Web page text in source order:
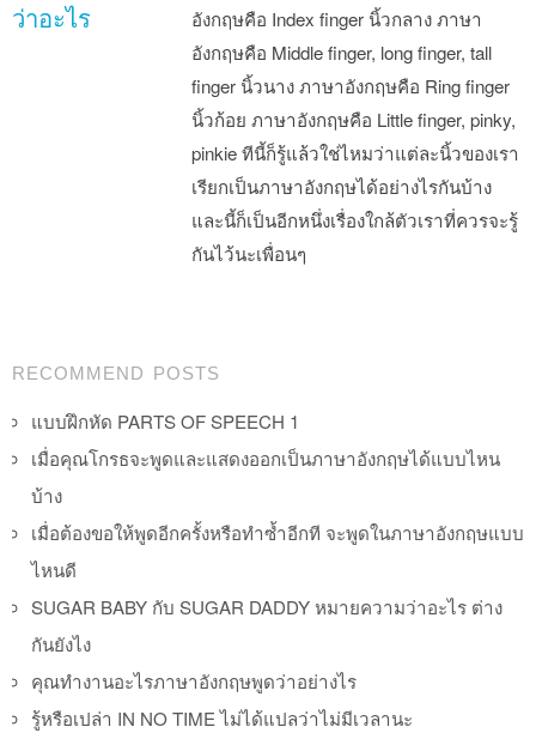
ว่าอะไร
อังกฤษคือ Index finger นิ้วกลาง ภาษา
อังกฤษคือ Middle finger, long finger, tall
finger นิ้วนาง ภาษาอังกฤษคือ Ring finger
นิ้วก้อย ภาษาอังกฤษคือ Little finger, pinky,
pinkie ทีนี้ก็รู้แล้วใช่ไหมว่าแต่ละนิ้วของเรา
เรียกเป็นภาษาอังกฤษได้อย่างไรกันบ้าง
และนี้ก็เป็นอีกหนึ่งเรื่องใกล้ตัวเราที่ควรจะรู้
กันไว้นะเพื่อนๆ
Post navigation
RECOMMEND POSTS
แบบฝึกหัด PARTS OF SPEECH 1
เมื่อคุณโกรธจะพูดและแสดงออกเป็นภาษาอังกฤษได้แบบไหน
บ้าง
เมื่อต้องขอให้พูดอีกครั้งหรือทำซ้ำอีกที จะพูดในภาษาอังกฤษแบบ
ไหนดี
SUGAR BABY กับ SUGAR DADDY หมายความว่าอะไร ต่าง
กันยังไง
คุณทำงานอะไรภาษาอังกฤษพูดว่าอย่างไร
รู้หรือเปล่า IN NO TIME ไม่ได้แปลว่าไม่มีเวลานะ